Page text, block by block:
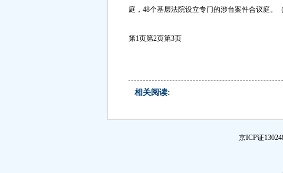
庭，48个基层法院设立专门的涉台案件合议庭。（
第1页第2页第3页
相关阅读:
京ICP证